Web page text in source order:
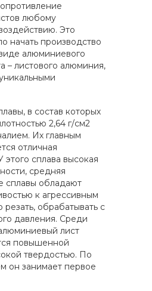
любому
Это
начать производство
алюминиевого
– листового алюминия,
в состав которых
2,64 г/см2
Их главным
отличная
этого сплава высокая
средняя
сплавы обладают
к агрессивным
резать, обрабатывать с
давления. Среди
лист
повышенной
твердостью. По
он занимает первое